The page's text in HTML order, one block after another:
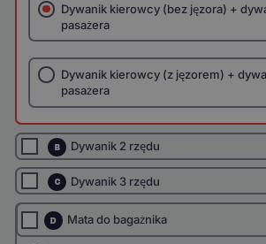
Dywanik kierowcy (bez jęzora) +
pasażera
Dywanik kierowcy (z jęzorem) +
pasażera
B Dywanik 2 rzędu
C Dywanik 3 rzędu
D Mata do bagażnika